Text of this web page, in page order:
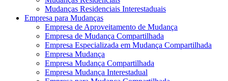
Mudanças Residenciais Interestaduais
Empresa para Mudanças
Empresa de Aproveitamento de Mudança
Empresa de Mudança Compartilhada
Empresa Especializada em Mudança Compartilhada
Empresa Mudança
Empresa Mudança Compartilhada
Empresa Mudança Interestadual